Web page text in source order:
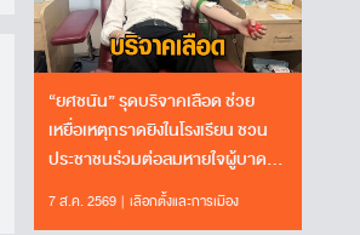
“ยศชนัน” รุดบริจาคเลือด ช่วย
เหยื่อเหตุกราดยิงในโรงเรียน ชวน
ประชาชนร่วมต่อลมหายใจผู้บาด
7 ส.ค. 2569 เลือกตั้งและการเมือง